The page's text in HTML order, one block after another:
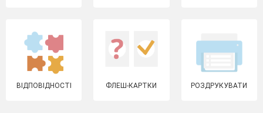
ВІДПОВІДНОСТІ ФЛЕШ-КАРТКИ РОЗДРУКУВАТИ